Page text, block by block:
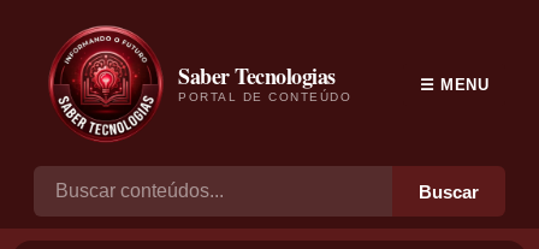
Saber Tecnologias
PORTAL DE CONTEÚDO
Buscar
☰ MENU